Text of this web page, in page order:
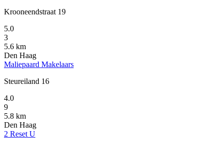
Krooneendstraat 19
5.0
3
5.6 km
Den Haag
Maliepaard Makelaars
Steureiland 16
4.0
9
5.8 km
Den Haag
2 Reset U